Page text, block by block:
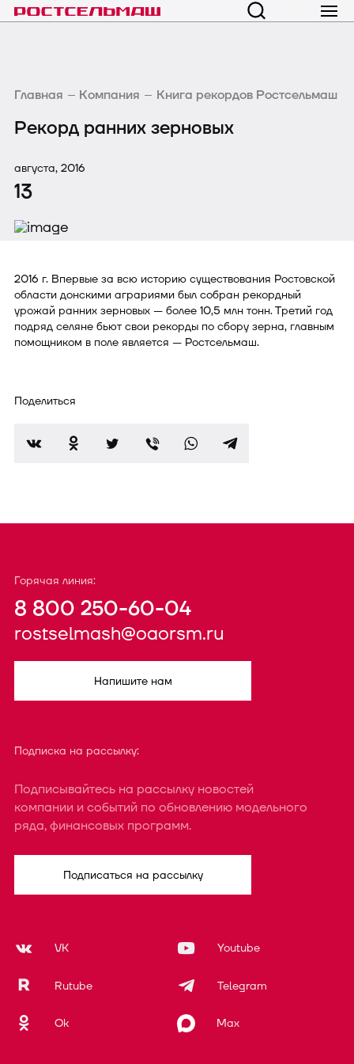
Главная Компания Книга рекордов Ростсельмаш
Рекорд ранних зерновых
августа, 2016
13
2016 г. Впервые за всю историю существования Ростовской
области донскими аграриями был собран рекордный
урожай ранних зерновых — более 10,5 млн тонн. Третий год
подряд селяне бьют свои рекорды по сбору зерна, главным
помощником в поле является — Ростсельмаш.
Поделиться
Горячая линия:
8 800 250-60-04
rostselmash@oaorsm.ru
Напишите нам
Подписка на рассылку:
Подписывайтесь на рассылку новостей
компании и событий по обновлению модельного
ряда, финансовых программ.
Подписаться на рассылку
VK Youtube
Rutube Telegram
Ok Max